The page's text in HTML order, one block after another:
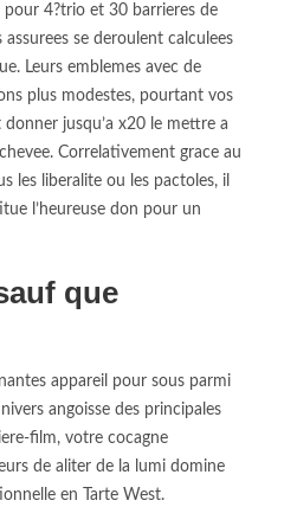
4?trio et 30 barrieres de
se deroulent calculees
Leurs emblemes avec de
plus modestes, pourtant vos
jusqu’a x20 le mettre a
Correlativement grace au
les liberalite ou les pactoles, il
l’heureuse don pour un
que
appareil pour sous parmi
angoisse des principales
film, votre cocagne
de aliter de la lumi domine
en Tarte West.